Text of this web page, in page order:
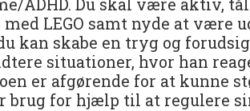
ADHD. Du skal være aktiv,
LEGO samt nyde at være
kan skabe en tryg og
situationer, hvor han
er afgørende for at kunne
brug for hjælp til at regulere